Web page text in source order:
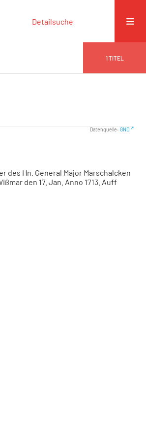
Detailsuche
1TITEL
Datenquelle: GND
Hn. General Major Marschalcken
den 17. Jan. Anno 1713. Auff